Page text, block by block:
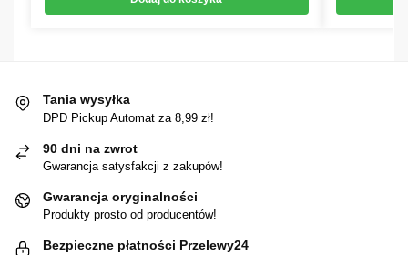
Tania wysyłka
DPD Pickup Automat za 8,99 zł!
90 dni na zwrot
Gwarancja satysfakcji z zakupów!
Gwarancja oryginalności
Produkty prosto od producentów!
Bezpieczne płatności Przelewy24